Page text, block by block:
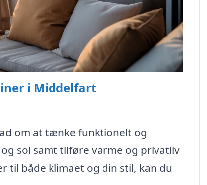
i Middelfart
om at tænke funktionelt og
sol samt tilføre varme og privatliv
til både klimaet og din stil, kan du